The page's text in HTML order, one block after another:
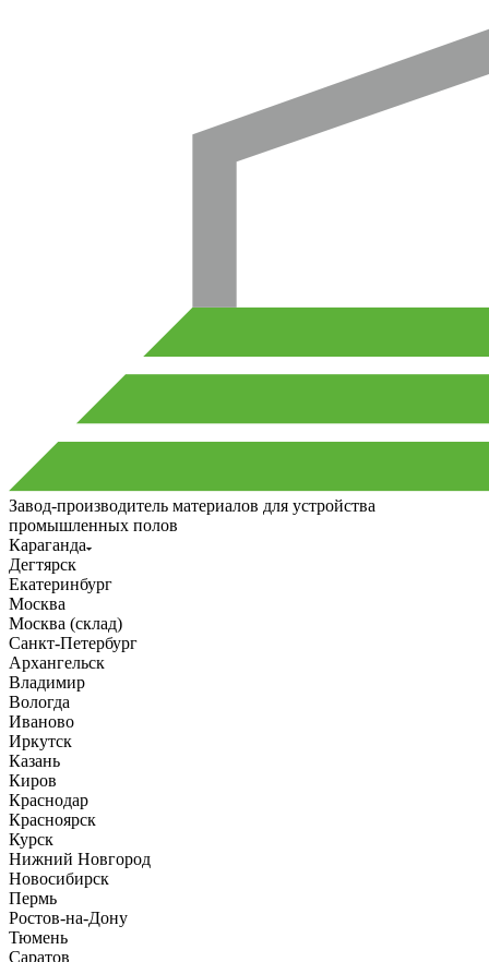
Завод-производитель материалов для устройства
промышленных полов
Караганда
Дегтярск
Екатеринбург
Москва
Москва (склад)
Санкт-Петербург
Архангельск
Владимир
Вологда
Иваново
Иркутск
Казань
Киров
Краснодар
Красноярск
Курск
Нижний Новгород
Новосибирск
Пермь
Ростов-на-Дону
Тюмень
Саратов